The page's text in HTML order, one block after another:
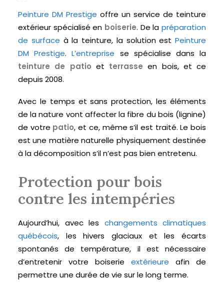
Peinture DM Prestige offre un service de teinture
extérieur spécialisé en boiserie. De la préparation
de surface à la teinture, la solution est Peinture
DM Prestige.L’entreprise se spécialise dans la
teinture de patio et terrasse en bois, et ce
depuis 2008.
Avec le temps et sans protection, les éléments
de la nature vont affecter la fibre du bois (lignine)
de votre patio, et ce, même s’il est traité. Le bois
est une matière naturelle physiquement destinée
à la décomposition s’il n’est pas bien entretenu.
Protection pour bois
contre les intempéries
Aujourd’hui, avec les changements climatiques
québécois, les hivers glaciaux et les écarts
spontanés de température, il est nécessaire
d’entretenir votre boiserie extérieure afin de
permettre une durée de vie sur le long terme.